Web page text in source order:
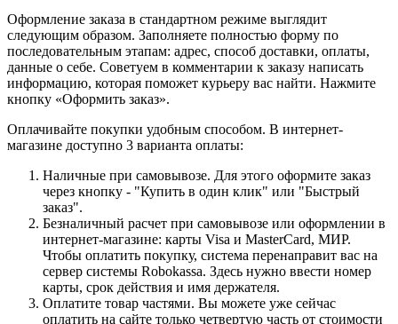
Оформление заказа в стандартном режиме выглядит
следующим образом. Заполняете полностью форму по
последовательным этапам: адрес, способ доставки, оплаты,
данные о себе. Советуем в комментарии к заказу написать
информацию, которая поможет курьеру вас найти. Нажмите
кнопку «Оформить заказ».
Оплачивайте покупки удобным способом. В интернет-
магазине доступно 3 варианта оплаты:
Наличные при самовывозе. Для этого оформите заказ
через кнопку - "Купить в один клик" или "Быстрый
заказ".
Безналичный расчет при самовывозе или оформлении в
интернет-магазине: карты Visa и MasterCard, МИР.
Чтобы оплатить покупку, система перенаправит вас на
сервер системы Robokassa. Здесь нужно ввести номер
карты, срок действия и имя держателя.
Оплатите товар частями. Вы можете уже сейчас
оплатить на сайте только четвертую часть от стоимости